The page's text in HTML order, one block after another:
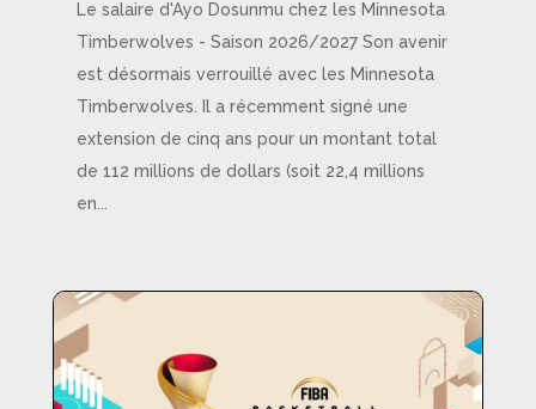
Le salaire d'Ayo Dosunmu chez les Minnesota
Timberwolves - Saison 2026/2027 Son avenir
est désormais verrouillé avec les Minnesota
Timberwolves. Il a récemment signé une
extension de cinq ans pour un montant total
de 112 millions de dollars (soit 22,4 millions
en...